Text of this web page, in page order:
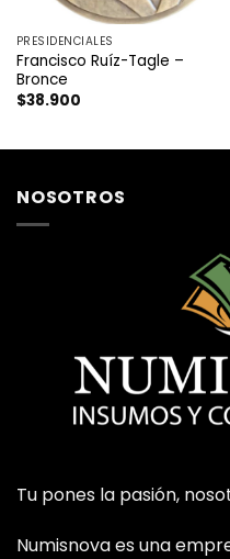
PRESIDENCIALES
Francisco Ruíz-Tagle –
Bronce
$38.900
NOSOTROS
Tu pones la pasión,
Numisnova es una